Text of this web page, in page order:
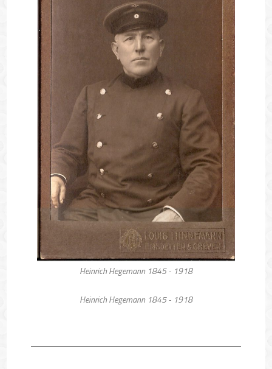
Heinrich Hegemann 1845 - 1918
Heinrich Hegemann 1845 - 1918